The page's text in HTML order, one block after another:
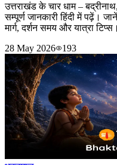
उत्तराखंड के चार धाम –
सम्पूर्ण जानकारी हिंदी में पढ़ें।
मार्ग, दर्शन समय और यात्रा टिप्स।
28 May 2026
193